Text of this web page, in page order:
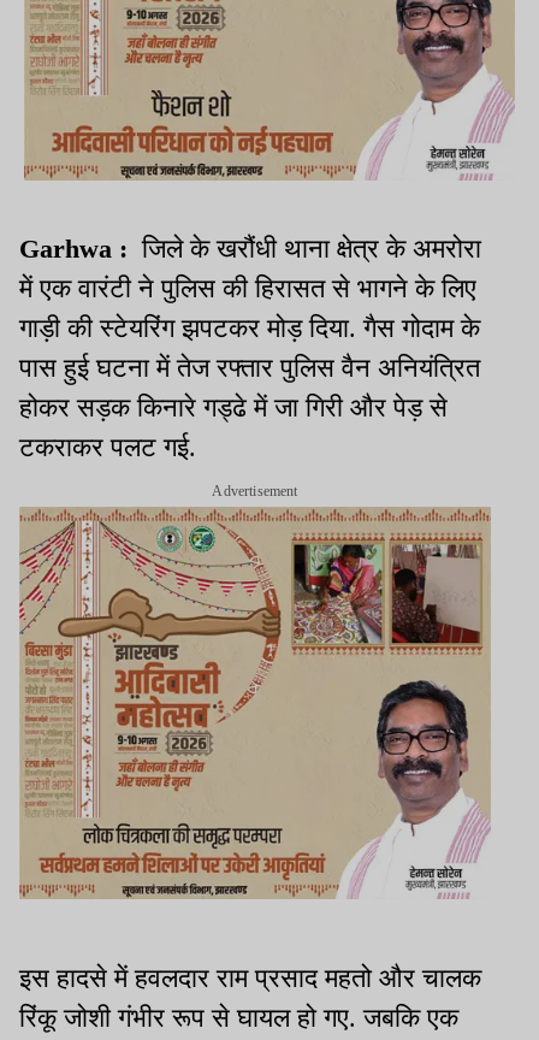
Garhwa : जिले के खरौंधी थाना क्षेत्र के अमरोरा
में एक वारंटी ने पुलिस की हिरासत से भागने के लिए
गाड़ी की स्टेयरिंग झपटकर मोड़ दिया. गैस गोदाम के
पास हुई घटना में तेज रफ्तार पुलिस वैन अनियंत्रित
होकर सड़क किनारे गड्ढे में जा गिरी और पेड़ से
टकराकर पलट गई.
Advertisement
इस हादसे में हवलदार राम प्रसाद महतो और चालक
रिंकू जोशी गंभीर रूप से घायल हो गए. जबकि एक